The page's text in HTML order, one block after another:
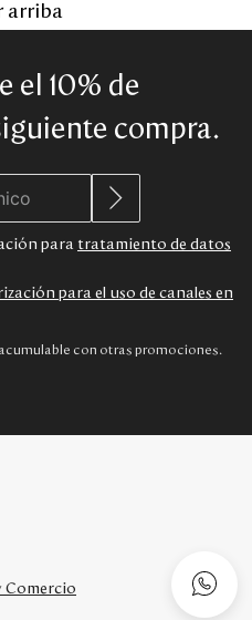
arriba
el 10% de
compra.
para tratamiento de datos
para el uso de canales en
con otras promociones.
Comercio